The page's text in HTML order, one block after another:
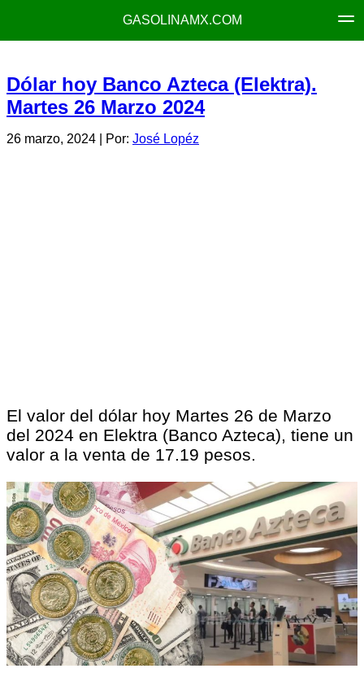
GASOLINAMX.COM
Dólar hoy Banco Azteca (Elektra).
Martes 26 Marzo 2024
26 marzo, 2024 | Por: José Lopéz
El valor del dólar hoy Martes 26 de Marzo
del 2024 en Elektra (Banco Azteca), tiene un
valor a la venta de 17.19 pesos.